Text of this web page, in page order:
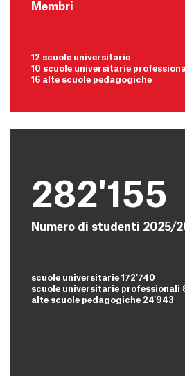
Membri
12 scuole universitarie
10 scuole universitarie
16 alte scuole pedagogiche
282'155
Numero di studenti 2025/
scuole universitarie 172'740
scuole universitarie professionali
alte scuole pedagogiche 24'943